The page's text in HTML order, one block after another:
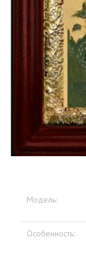
Модель:
Особенность: